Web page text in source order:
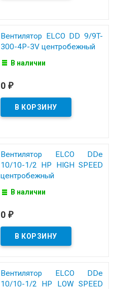
Вентилятор ELCO DD 9/9T-
300-4P-3V центробежный
В наличии
0 ₽
Вентилятор ELCO DDe
10/10-1/2 HP HIGH SPEED
центробежный
В наличии
0 ₽
Вентилятор ELCO DDe
10/10-1/2 HP LOW SPEED